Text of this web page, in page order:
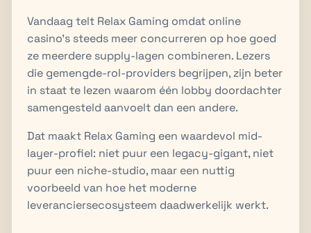
Vandaag telt Relax Gaming omdat online
casino's steeds meer concurreren op hoe goed
ze meerdere supply-lagen combineren. Lezers
die gemengde-rol-providers begrijpen, zijn beter
in staat te lezen waarom één lobby doordachter
samengesteld aanvoelt dan een andere.
Dat maakt Relax Gaming een waardevol mid-
layer-profiel: niet puur een legacy-gigant, niet
puur een niche-studio, maar een nuttig
voorbeeld van hoe het moderne
leveranciersecosysteem daadwerkelijk werkt.